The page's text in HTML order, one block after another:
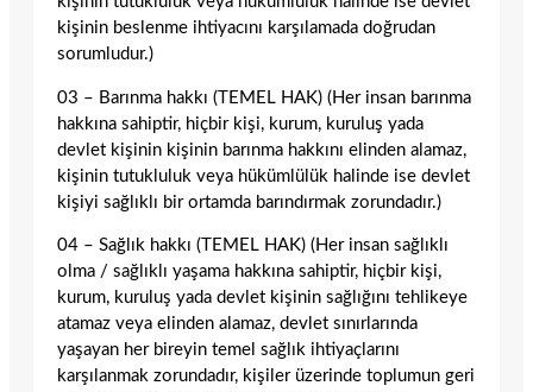
kişinin beslenme ihtiyacını karşılamada doğrudan
sorumludur.)
03 – Barınma hakkı (TEMEL HAK) (Her insan barınma
hakkına sahiptir, hiçbir kişi, kurum, kuruluş yada
devlet kişinin kişinin barınma hakkını elinden alamaz,
kişinin tutukluluk veya hükümlülük halinde ise devlet
kişiyi sağlıklı bir ortamda barındırmak zorundadır.)
04 – Sağlık hakkı (TEMEL HAK) (Her insan sağlıklı
olma / sağlıklı yaşama hakkına sahiptir, hiçbir kişi,
kurum, kuruluş yada devlet kişinin sağlığını tehlikeye
atamaz veya elinden alamaz, devlet sınırlarında
yaşayan her bireyin temel sağlık ihtiyaçlarını
karşılanmak zorundadır, kişiler üzerinde toplumun geri